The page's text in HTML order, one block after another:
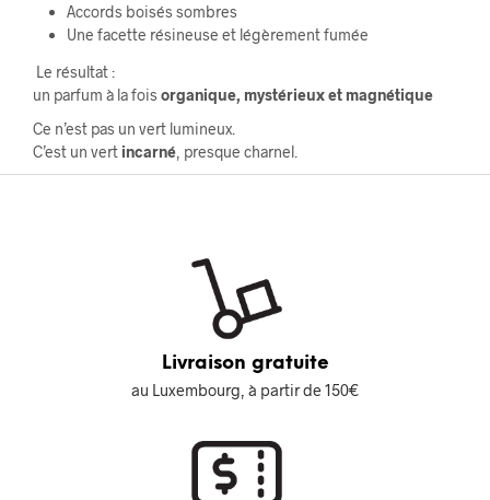
Accords boisés sombres
Une facette résineuse et légèrement fumée
Le résultat :
un parfum à la fois organique, mystérieux et magnétique
Ce n’est pas un vert lumineux.
C’est un vert incarné , presque charnel.
Livraison gratuite
au Luxembourg, à partir de 150€